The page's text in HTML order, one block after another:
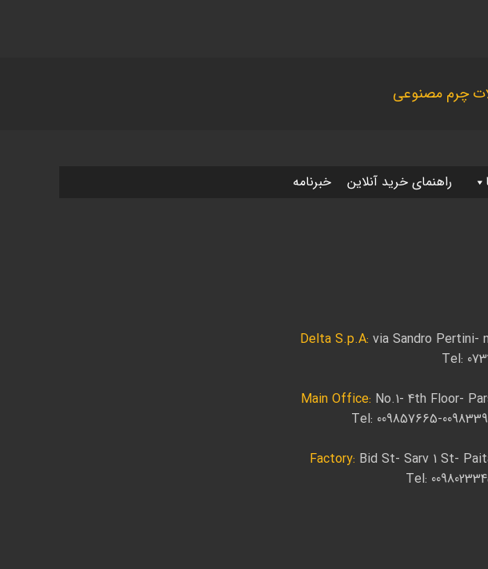
چرم مصنوعی
راهنمای خرید آنلاین خبرنامه
Delta S.p.A: via Sandro Pertini-
Tel:
Main Office​: No.1- 4th Floor-
Tel: 009857665-
Factory: Bid St- Sarv 1 St-
Tel: